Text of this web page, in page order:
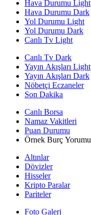
Hava Durumu Light
Hava Durumu Dark
Yol Durumu Light
Yol Durumu Dark
Canlı Tv Light
Canlı Tv Dark
Yayın Akışları Light
Yayın Akışları Dark
Nöbetçi Eczaneler
Son Dakika
Canlı Borsa
Namaz Vakitleri
Puan Durumu
Örnek Burç Yorumu
Altınlar
Dövizler
Hisseler
Kripto Paralar
Pariteler
Foto Galeri